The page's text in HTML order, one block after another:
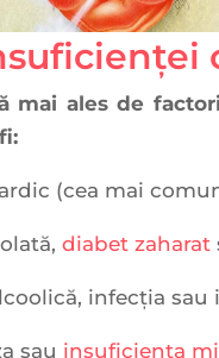
mai ales de
(cea mai
diabet zaharat
infecția
sau insuficiența